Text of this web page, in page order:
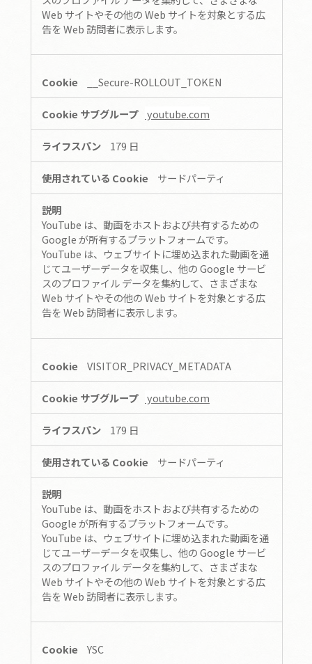
Web サイトやその他の Web サイトを対象とする広
告を Web 訪問者に表示します。
__Secure-ROLLOUT_TOKEN
youtube.com
179 日
サードパーティ
YouTube は、動画をホストおよび共有するための
Google が所有するプラットフォームです。
YouTube は、ウェブサイトに埋め込まれた動画を通
じてユーザーデータを収集し、他の Google サービ
スのプロファイル データを集約して、さまざまな
Web サイトやその他の Web サイトを対象とする広
告を Web 訪問者に表示します。
VISITOR_PRIVACY_METADATA
youtube.com
179 日
サードパーティ
YouTube は、動画をホストおよび共有するための
Google が所有するプラットフォームです。
YouTube は、ウェブサイトに埋め込まれた動画を通
じてユーザーデータを収集し、他の Google サービ
スのプロファイル データを集約して、さまざまな
Web サイトやその他の Web サイトを対象とする広
告を Web 訪問者に表示します。
YSC